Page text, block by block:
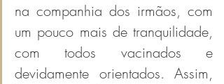
na companhia dos irmãos, com
um pouco mais de tranquilidade,
com todos vacinados e
devidamente orientados. Assim,